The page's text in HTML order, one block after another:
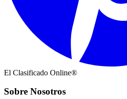
El Clasificado Online®
Sobre Nosotros